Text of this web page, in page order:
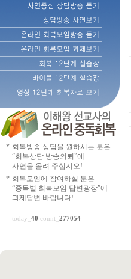
* 회복방송 상담을 원하시는 분은
“회복상담 방송의뢰”에
사연을 올려 주십시오!
* 회복모임에 참여하실 분은
“중독별 회복모임 답변광장”에
과제답변 바랍니다!
today_ 40 count_ 277054